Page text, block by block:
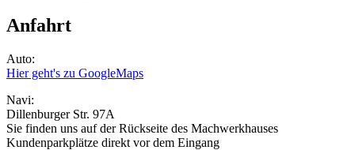
Anfahrt
Auto:
Hier geht's zu GoogleMaps
Navi:
Dillenburger Str. 97A
Sie finden uns auf der Rückseite des Machwerkhauses
Kundenparkplätze direkt vor dem Eingang